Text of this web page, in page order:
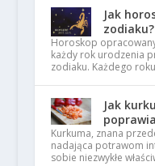
Jak
zodiaku?
Horoskop
każdy rok urodzenia
zodiaku. Każdego
Jak
Kurkuma, znana
nadająca potrawom
sobie niezwykłe